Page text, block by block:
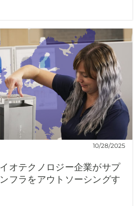
10/28/2025
オテクノロジー企業がサプ
フラをアウトソーシングす